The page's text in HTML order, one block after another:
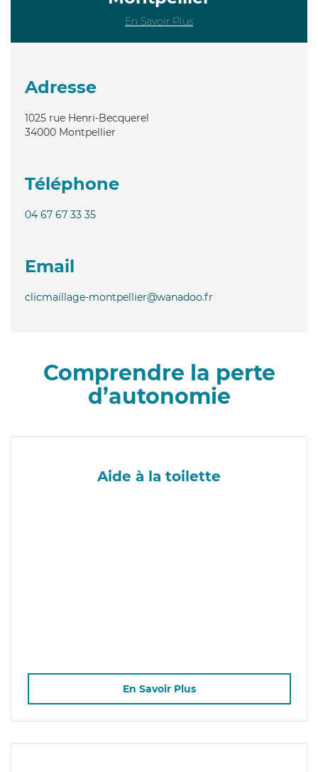
En Savoir Plus
Adresse
1025 rue Henri-Becquerel
34000 Montpellier
Téléphone
04 67 67 33 35
Email
clicmaillage-montpellier@wanadoo.fr
Comprendre la perte
d’autonomie
Aide à la toilette
En Savoir Plus